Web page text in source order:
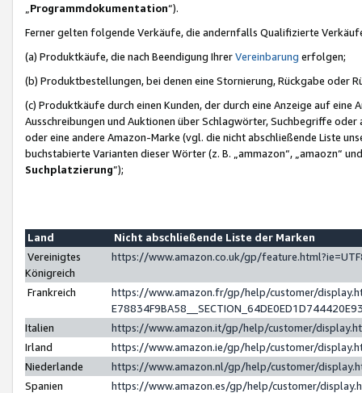
Programmdokumentation“).
Ferner gelten folgende Verkäufe, die andernfalls Qualifizierte
(a) Produktkäufe, die nach Beendigung IhrerVereinbarung erfolgen;
(b) Produktbestellungen, bei denen eine Stornierung, Rückgabe oder
(c) Produktkäufe durch einen Kunden, der durch eine Anzeige auf
Ausschreibungen und Auktionen über Schlagwörter, Suchbegriffe
oder eine andere Amazon-Marke (vgl. die nicht abschließende Liste
buchstabierte Varianten dieser Wörter (z. B. „ammazon“, „amaozn“
Suchplatzierung”);
Land
Nicht abschließende Liste der Marken
Vereinigtes
Königreich
https://www.amazon.co.uk/gp/
Frankreich
https://www.amazon.fr/gp/help/customer/
Italien
https://www.amazon.it/gp/help/customer/
Irland
https://www.amazon.ie/gp/help/customer/
Niederlande
https://www.amazon.nl/gp/help/customer/
Spanien
https://www.amazon.es/gp/help/customer/